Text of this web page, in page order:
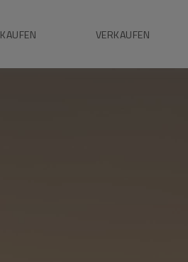
KAUFEN VERKAUFEN